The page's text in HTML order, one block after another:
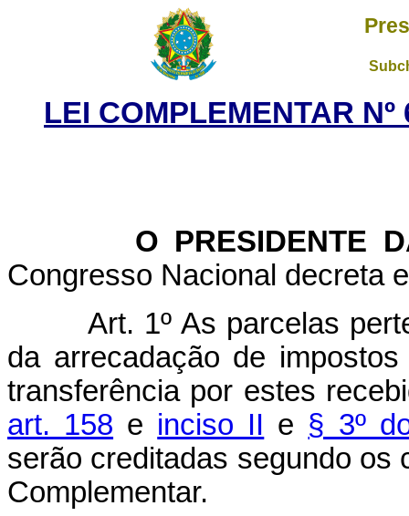
LEI COMPLEMENTAR
O PRESIDENTE DA
Congresso Nacional decreta
Art. 1º As parcelas
da arrecadação de
transferência por estes
art. 158 e inciso II e § 3º
serão creditadas segundo os
Complementar.